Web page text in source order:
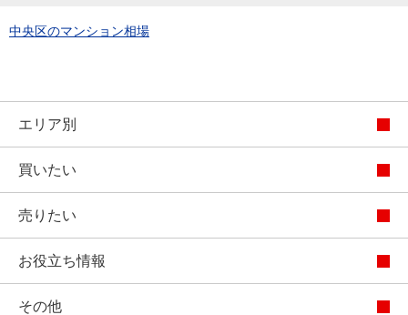
中央区のマンション相場
エリア別
買いたい
売りたい
お役立ち情報
その他